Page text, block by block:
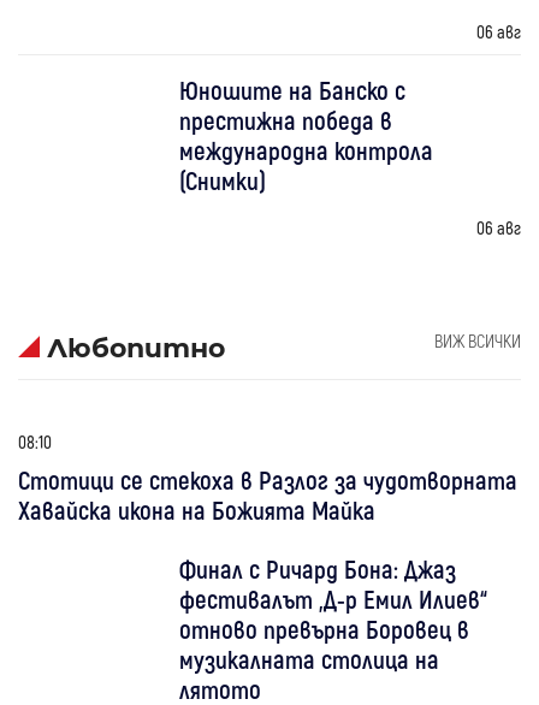
06 авг
Юношите на Банско с
престижна победа в
международна контрола
(Снимки)
06 авг
Любопитно ВИЖ ВСИЧКИ
08:10
Стотици се стекоха в Разлог за чудотворната
Хавайска икона на Божията Майка
Финал с Ричард Бона: Джаз
фестивалът „Д-р Емил Илиев“
отново превърна Боровец в
музикалната столица на
лятото